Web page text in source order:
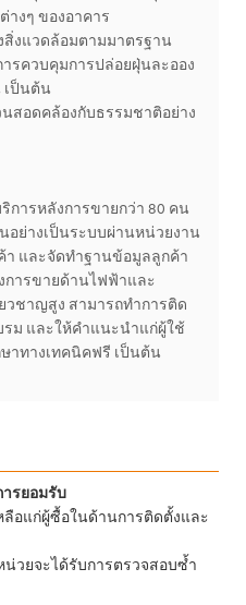
งๆ ของอาคาร
สิ่งแวดล้อมตามมาตรฐาน
รควบคุมการปล่อยฝุ่นละออง
เป็นต้น
นสอดคล้องกับธรรมชาติอย่าง
การหลังการขายกว่า 80 คน
อย่างเป็นระบบผ่านหน่วยงาน
า และจัดทำฐานข้อมูลลูกค้า
การขายด้านไฟฟ้าและ
ชาญสูง สามารถทำการติด
ม และให้คำแนะนำแก่ผู้ใช้
าทางเทคนิคฟรี เป็นต้น
รยอมรับ
ลือแก่ผู้ซื้อในด้านการติดตั้งและ
น่วยจะได้รับการตรวจสอบซ้ำ